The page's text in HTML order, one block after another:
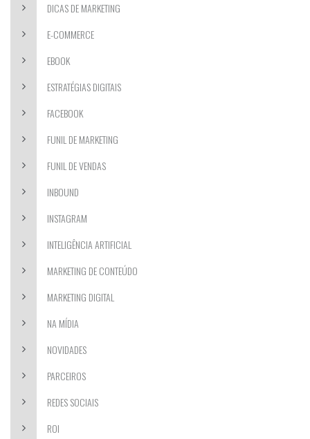
DICAS DE MARKETING
E-COMMERCE
EBOOK
ESTRATÉGIAS DIGITAIS
FACEBOOK
FUNIL DE MARKETING
FUNIL DE VENDAS
INBOUND
INSTAGRAM
INTELIGÊNCIA ARTIFICIAL
MARKETING DE CONTEÚDO
MARKETING DIGITAL
NA MÍDIA
NOVIDADES
PARCEIROS
REDES SOCIAIS
ROI